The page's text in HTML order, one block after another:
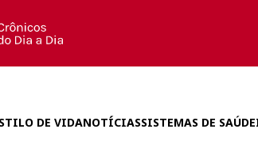
DE VIDANOTÍCIASSISTEMAS DE SAÚDE